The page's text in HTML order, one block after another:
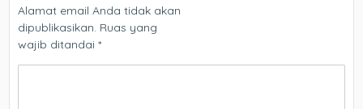
Alamat email Anda tidak akan
dipublikasikan. Ruas yang
wajib ditandai*